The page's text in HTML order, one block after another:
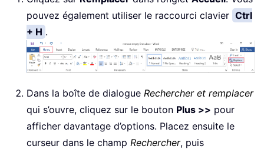
pouvez également utiliser le raccourci clavier Ctrl
+ H .
Dans la boîte de dialogue Rechercher et remplacer
qui s’ouvre, cliquez sur le bouton Plus >> pour
afficher davantage d’options. Placez ensuite le
curseur dans le champ Rechercher, puis